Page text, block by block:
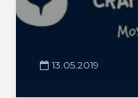
13.05.2019